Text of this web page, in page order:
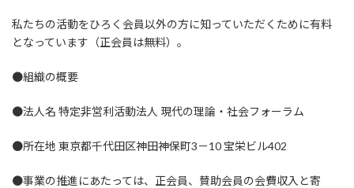
私たちの活動をひろく会員以外の方に知っていただくために有料
となっています（正会員は無料）。
●組織の概要
●法人名 特定非営利活動法人 現代の理論・社会フォーラム
●所在地 東京都千代田区神田神保町3－10 宝栄ビル402
●事業の推進にあたっては、正会員、賛助会員の会費収入と寄